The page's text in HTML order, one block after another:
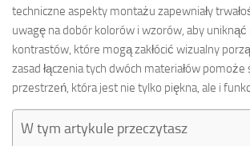
techniczne aspekty montażu zapewniały
uwagę na dobór kolorów i wzorów, aby
kontrastów, które mogą zakłócić wizualny
zasad łączenia tych dwóch materiałów
przestrzeń, która jest nie tylko piękna, ale i
W tym artykule przeczytasz